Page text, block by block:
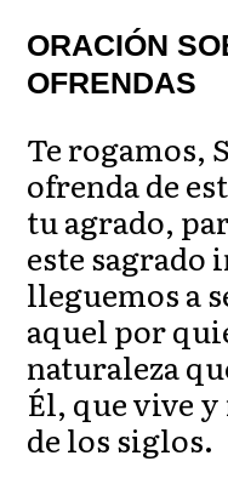
ORACIÓN
OFRENDAS
Te rogamos,
ofrenda de
tu agrado,
este sagrado
lleguemos a
aquel por
naturaleza
Él, que vive
de los siglos.